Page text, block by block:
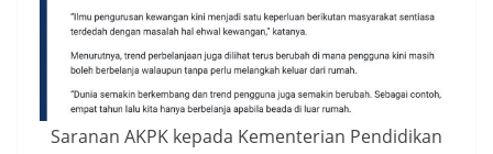
Saranan AKPK kepada Kementerian Pendidikan